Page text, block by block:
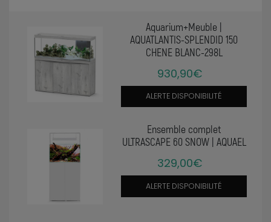
Aquarium+Meuble |
AQUATLANTIS-SPLENDID 150
CHENE BLANC-298L
930,90€
ALERTE DISPONIBILITÉ
Ensemble complet
ULTRASCAPE 60 SNOW | AQUAEL
329,00€
ALERTE DISPONIBILITÉ